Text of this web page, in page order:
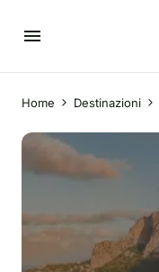
Home Destinazioni